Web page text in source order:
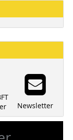
Newsletter